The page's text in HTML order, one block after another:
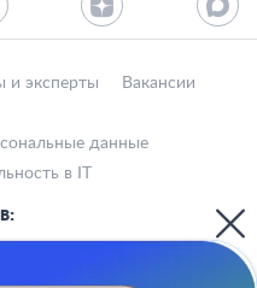
и эксперты
Вакансии
данные
в IT
8 (800) 777-98-47